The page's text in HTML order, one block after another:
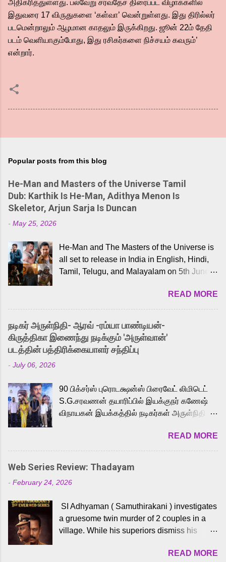
அதிகரித்துள்ளது. பல்வேறு சர்வதேச திரைப்பட விழாக்களில்
இதுவரை 17 விருதுகளை ‘கள்வா’ வென்றுள்ளது. இது திரில்லர்
படமென்றாலும் ஆழமான காதலும் இருக்கிறது. ஜூன் 22ம் தேதி
படம் வெளியாகும்போது, இது ரசிகர்களை நிச்சயம் கவரும்’
என்றார்.
Popular posts from this blog
He-Man and Masters of the Universe Tamil
Dub: Karthik Is He-Man, Adithya Menon Is
Skeletor, Arjun Sarja Is Duncan
- May 25, 2026
He-Man and The Masters of the Universe is
all set to release in India in English, Hindi,
Tamil, Telugu, and Malayalam on 5th June,
received a lot of love from cult He-Man fans
and offered audiences an exciting glimpse
into the world of Eternia, the recently
released Tamil trailer has also generated
strong excitement among Tamil audiences.
Adding to the growing buzz is the film’s
to the iconic superhero He-Man. Known for
memorable songs like “Behene De” from
Raavan, “Oru Maalai” from Ghajini, and
loved for his versatile voice and strong
command over multiple languages, making
him a strong fit for the legendary character.
cinema, voices the menacing Skeletor
across the Tamil, Malayalam, and Telugu
versions. Joining them is Action King Arjun...
READ MORE
நடிகர் அருள்நிதி- ஆரவ் -ரம்யா பாண்டியன்-
கிருத்திகா இணைந்து நடிக்கும் 'அருள்வான்'
படத்தின் பத்திரிக்கையாளர் சந்திப்பு
- July 06, 2026
90 பிக்சர்ஸ் புரொடக்ஷன்ஸ் பிரைவேட் லிமிடெட்
S.G.சரவணன் தயாரிப்பில் இயக்குநர் கணேஷ்
விநாயகன் இயக்கத்தில் நடிகர்கள் அருள்நிதி -
முக்கிய வேடத்தில் இணைந்து நடித்திருக்கும்
'அருள்வான்' திரைப்படத்தினை
பத்திரிக்கையாளர் சந்திப்பு சென்னையில்
நடைபெற்றது. இயக்குநர் கணேஷ் விநாயகன்
இயக்கத்தில் உருவாகியுள்ள 'அருள்வான்'
வெங்கட், ரம்யா பாண்டியன், வி டி வி கணேஷ் ,
ஜான் விஜய், பேபி கிருத்திகா, 'பருத்திவீரன்'
சரவணன், ஹரிஷ் உத்தமன் உள்ளிட்ட பலர்
செய்திருக்கும் இந்த திரைப்படத்திற்கு ஜீ. வி.
READ MORE
Web Series Review: Thadayam
- February 24, 2026
SI Adhyaman ( Samuthirakani ) investigates
a gruesome twin murder of 2 couples in a
village. While his superiors dismiss his
Sshivada ) believes in him and makes him
READ MORE